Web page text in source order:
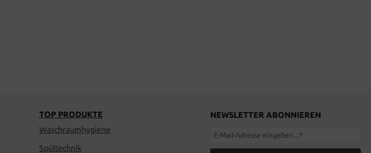
TOP PRODUKTE
Waschraumhygiene
Spültechnik
NEWSLETTER ABONNIEREN